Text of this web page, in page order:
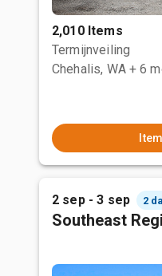
2,010 Items
Termijnveiling
Chehalis, WA + 6
2 sep - 3 sep 2
Southeast